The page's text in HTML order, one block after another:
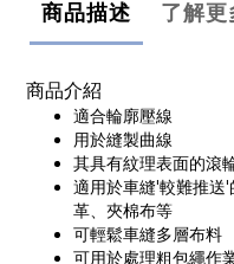
商品描述 了解更
商品介紹
適合輪廓壓線
用於縫製曲線
其具有紋理表面的滾
適用於車縫'較難推送
革、夾棉布等
可輕鬆車縫多層布料
可用於處理粗包繩作